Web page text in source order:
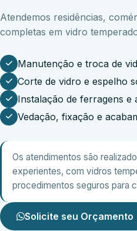
Atendemos residências,
completas em vidro
Manutenção e troca de
Corte de vidro e espelho
Instalação de ferragens e
Vedação, fixação e
Os atendimentos são
experientes, com vidros
procedimentos seguros para
Solicite seu Orçamento